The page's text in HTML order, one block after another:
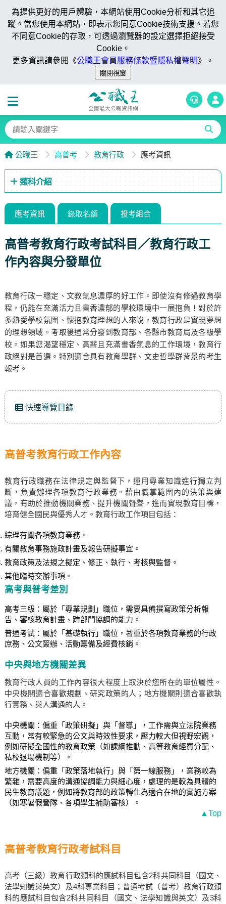
為提供更好的用戶體驗，本網站使用Cookie分析和其它追
蹤。當您使用本網站，即表示您同意Cookie技術支援。若您
不同意Cookie的存取，可透過瀏覽器的設定選擇拒絕接受
Cookie。
更多資訊請參閱《公職王會員服務條款暨隱私權聲明》。
公職王 高普考 教育行政 應考資訊
類科介紹
應考資訊 錄取名額 投考組合
高普考教育行政考試科目／教育行政工
作內容與分發單位
教育行政－穩定、文教氣息濃厚的好工作。即使沒有修過教育學
程，仍能在充滿活力且書香濃郁的學校環境中一展抱負！對於許
多熱愛學校氛圍、懷抱教育理想的人來說，教育行政是實現夢想
的理想領域。考取後通常分發到教育部、各縣市教育局及各級學
校。如果您渴望穩定、高薪且充滿書香氣息的工作環境，教育行
政絕對是首選。特別適合具有教育學群、文史哲學群背景的考生
報考。
快速導覽目錄
高普考教育行政工作內容
教育行政職務在法律規定與監督下，運用專業知識進行獨立判
斷，負責辦理各項教育行政業務。藉由職掌範圍內的決策與建
議，有助於推動機關業務、提升機關聲譽，進而實現教育目標，
培育健全國民與優秀人才。教育行政工作項目包括：
綜理有關各項教育業務。
有關教育事務施政計畫及報告研擬事宜。
教育政策及法規之擬定、修正、執行、考核與監督。
其他臨時交辦事項。
高考與普考差別
高考三級：屬於「專業規劃」職位，需要具備撰寫政策分析報
告、審核教育計畫、跨部門協調的能力。
普通考試：屬於「基礎執行」職位，著重於各項教育業務的行政
庶務、公文簽辦、活動籌備及經費核銷。
中央與地方機關差異
教育行政人員的工作內容很大程度上取決於您所在的單位屬性。
中央機關適合喜歡規劃、研究政策的人；地方機關則適合喜歡執
行實務、與人溝通的人。
中央機關：偏重「政策研擬」與「督導」，工作需與立法院業務
互動，常有較緊急的公文與時效性要求，壓力較大但視野宏觀，
例如研擬全國性的教育政策（如課綱推動、高等教育經費分配、
私校退場機制等）。
地方機關：偏重「政策落地執行」與「第一線服務」，業務較為
繁雜，需要高度的溝通協調能力與細心度，處理的是較為具體的
民生教育議題，例如將教育部的政策轉化為適合在地的實施方案
（如寒暑假營隊、各項學生補助審核）。
▲Top
高普考教育行政考試科目
高考（三級）教育行政類科的應試科目包含2科共同科目（國文、
法學知識與英文）及4科專業科目；普通考試（普考）教育行政類
科的應試科目包含2科共同科目（國文、法學知識與英文）及3科